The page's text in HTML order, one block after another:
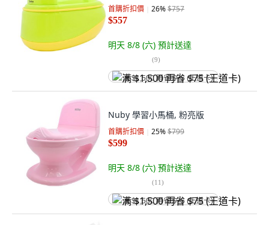
首購折扣價 26%$757
$557
明天 8/8 (六) 預計送達
(9)
满 $1,500 再省 $75 (王道卡)
Nuby 學習小馬桶, 粉亮版
首購折扣價 25%$799
$599
明天 8/8 (六) 預計送達
(11)
满 $1,500 再省 $75 (王道卡)